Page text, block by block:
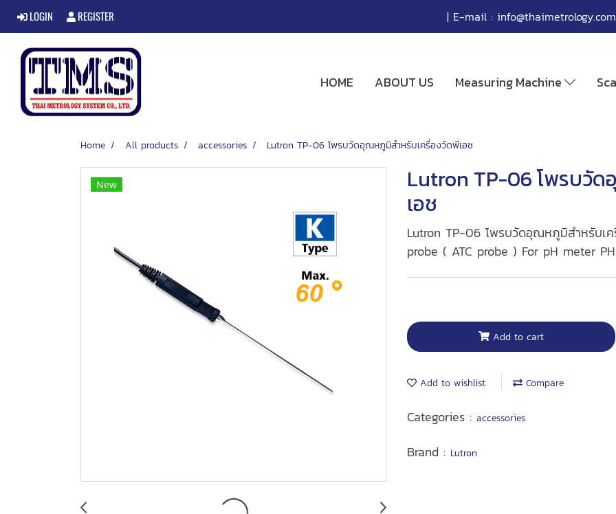
LOGIN REGISTER | E-mail : info@thaimetrology.com
HOME ABOUT US Measuring Machine
Home All products accessories Lutron TP-06 โพรบวัดอุณหภูมิสำหรับเครื่องวัดพีเอช
New
Lutron TP-06 โพรบวั
เอช
Lutron TP-06 โพรบวัดอุณหภูมิสำหรับเ
probe ( ATC probe ) For pH meter
Add to cart
Add to wishlist Compare
Categories : accessories
Brand : Lutron